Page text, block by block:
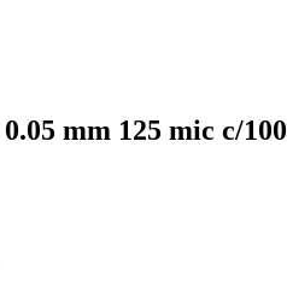
mm 125 mic c/100